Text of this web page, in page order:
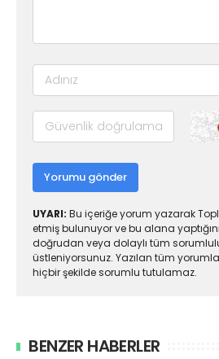
Yorumu gönder
UYARI: Bu içeriğe yorum yazarak
etmiş bulunuyor ve bu alana
doğrudan veya dolaylı tüm
üstleniyorsunuz. Yazılan tüm
hiçbir şekilde sorumlu tutulamaz.
BENZER HABERLER